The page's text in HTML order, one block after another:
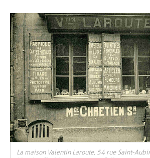
La maison Valentin Laroute, 54 rue Saint-